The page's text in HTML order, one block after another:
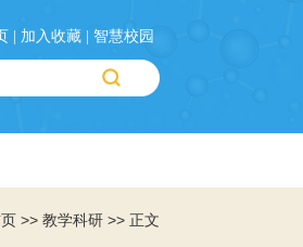
| 加入收藏 | 智慧校园
>> 教学科研 >> 正文